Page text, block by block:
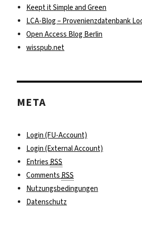
Keept it Simple and Green
LCA-Blog – Provenienzdatenbank
Open Access Blog Berlin
wisspub.net
META
Login (FU-Account)
Login (External Account)
Entries RSS
Comments RSS
Nutzungsbedingungen
Datenschutz